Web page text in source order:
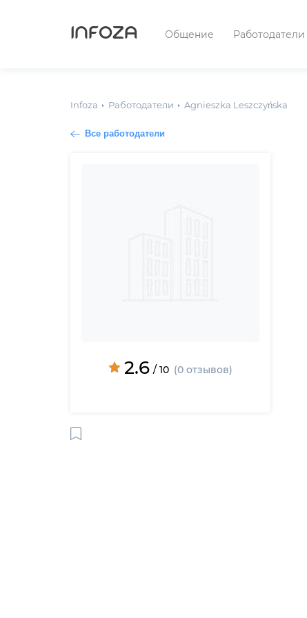
INFOZA Общение Работодатели
Infoza Работодатели Agnieszka Leszczyńska
Все работодатели
2.6 / 10 (0 отзывов)